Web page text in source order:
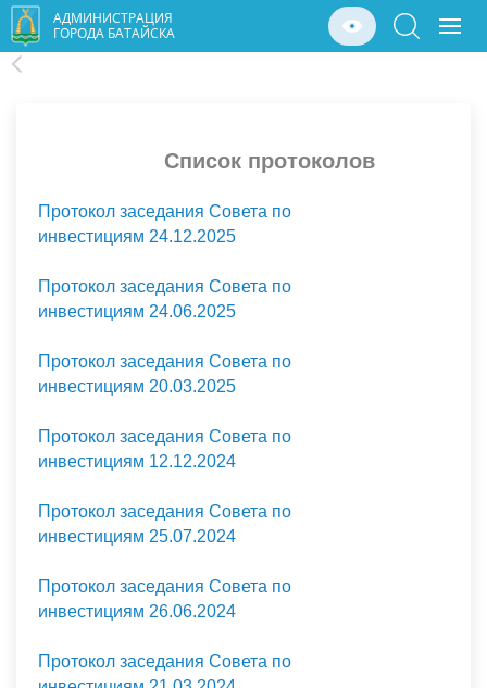
АДМИНИСТРАЦИЯ
ГОРОДА БАТАЙСКА
Список протоколов
Протокол заседания Совета по
инвестициям 24.12.2025
Протокол заседания Совета по
инвестициям 24.06.2025
Протокол заседания Совета по
инвестициям 20.03.2025
Протокол заседания Совета по
инвестициям 12.12.2024
Протокол заседания Совета по
инвестициям 25.07.2024
Протокол заседания Совета по
инвестициям 26.06.2024
Протокол заседания Совета по